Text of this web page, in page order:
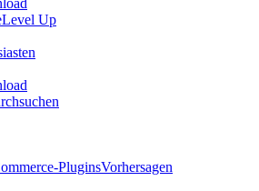
Level Up
PluginsVorhersagen